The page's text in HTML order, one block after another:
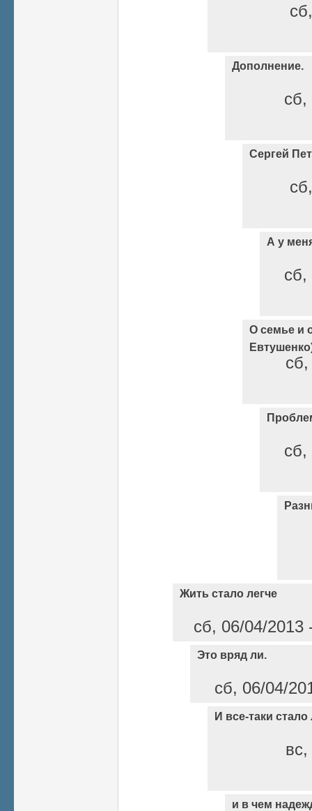
Дополнение.
сб,
Сергей
А у
сб,
О семье и
сб,
Жить стало легче
сб, 06/04/
Это вряд ли.
сб, 06/04/
И все-таки стало
и в чем